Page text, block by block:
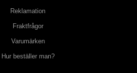
Reklamation
Fraktfrågor
Varumärken
Hur beställer man?